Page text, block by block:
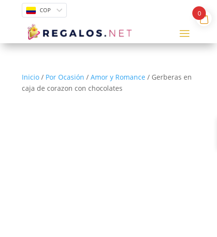
COP
Inicio/ Por Ocasión / Amor y Romance / Gerberas en
caja de corazon con chocolates
0